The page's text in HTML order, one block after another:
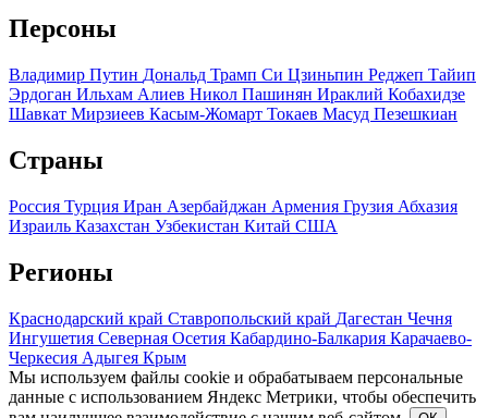
Персоны
Владимир Путин Дональд Трамп Си Цзиньпин Реджеп Тайип
Эрдоган Ильхам Алиев Никол Пашинян Ираклий Кобахидзе
Шавкат Мирзиеев Касым-Жомарт Токаев Масуд Пезешкиан
Страны
Россия Турция Иран Азербайджан Армения Грузия Абхазия
Израиль Казахстан Узбекистан Китай США
Регионы
Краснодарский край Ставропольский край Дагестан Чечня
Ингушетия Северная Осетия Кабардино-Балкария Карачаево-
Черкесия Адыгея Крым
Мы используем файлы cookie и обрабатываем персональные
данные с использованием Яндекс Метрики, чтобы обеспечить